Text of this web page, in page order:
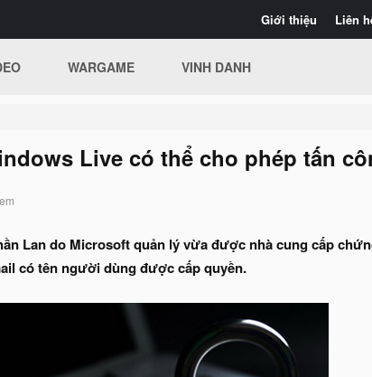
Giới thiệu Liên
WARGAME VINH DANH
Live có thể cho phép tấn
Lan do Microsoft quản lý vừa được nhà cung cấp
có tên người dùng được cấp quyền.